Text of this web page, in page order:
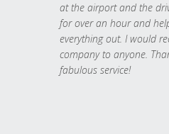
at the airport and the
for over an hour and
everything out. I would
company to anyone.
fabulous service!